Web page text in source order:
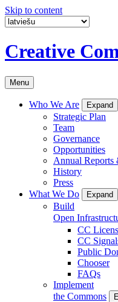
Skip to content
Creative
Menu
Who We Are Expand
Strategic Plan
Team
Governance
Opportunities
Annual Reports
History
Press
What We Do
Expand
Build
Open
CC
CC
Public
Chooser
FAQs
Implement
the Commons